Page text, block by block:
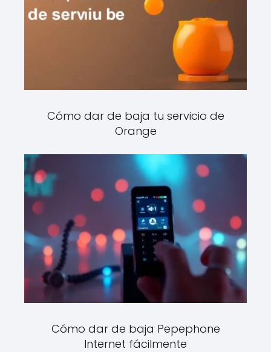
Cómo dar de baja tu servicio de
Orange
Cómo dar de baja Pepephone
Internet fácilmente